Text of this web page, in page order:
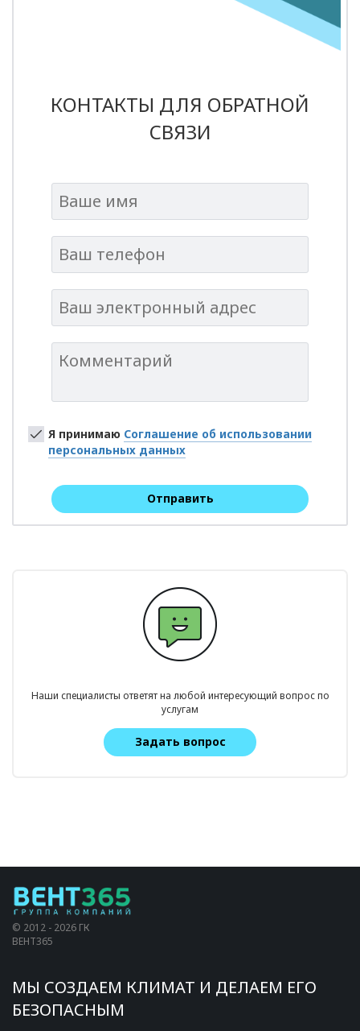
КОНТАКТЫ ДЛЯ ОБРАТНОЙ
СВЯЗИ
Я принимаю Соглашение об использовании
персональных данных
Наши специалисты ответят на любой интересующий вопрос по
услугам
Задать вопрос
© 2012 - 2026 ГК
ВЕНТ365
МЫ СОЗДАЕМ КЛИМАТ И ДЕЛАЕМ ЕГО
БЕЗОПАСНЫМ